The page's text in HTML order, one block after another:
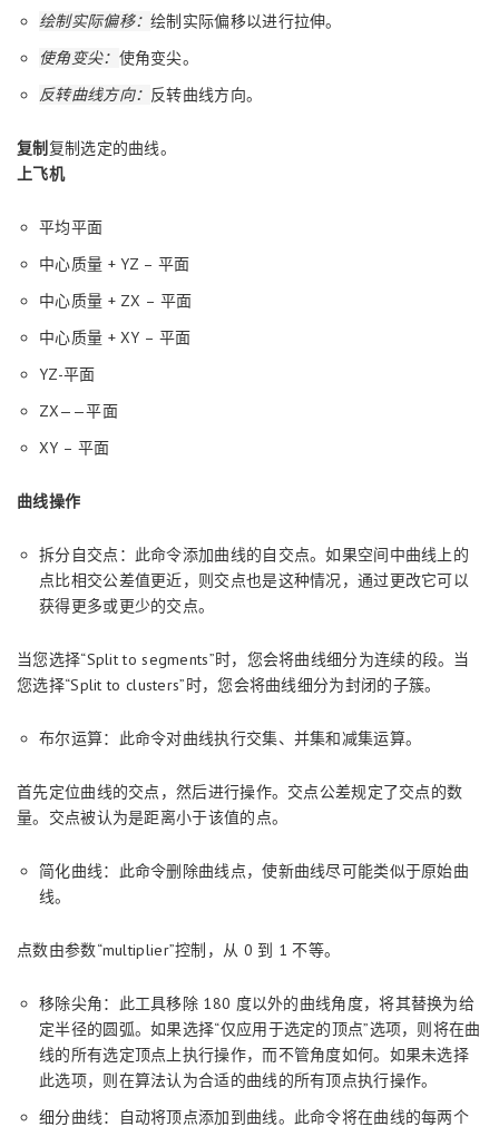
绘制实际偏移：绘制实际偏移以进行拉伸。
使角变尖： 使角变尖。
反转曲线方向： 反转曲线方向。
复制 复制选定的曲线。
上飞机
平均平面
中心质量 + YZ – 平面
中心质量 + ZX – 平面
中心质量 + XY – 平面
YZ-平面
ZX——平面
XY – 平面
曲线操作
拆分自交点：此命令添加曲线的自交点。如果空间中曲线上的
点比相交公差值更近，则交点也是这种情况，通过更改它可以
获得更多或更少的交点。
当您选择“Split to segments”时，您会将曲线细分为连续的段。当
您选择“Split to clusters”时，您会将曲线细分为封闭的子簇。
布尔运算：此命令对曲线执行交集、并集和减集运算。
首先定位曲线的交点，然后进行操作。交点公差规定了交点的数
量。交点被认为是距离小于该值的点。
简化曲线：此命令删除曲线点，使新曲线尽可能类似于原始曲
线。
点数由参数“multiplier”控制，从 0 到 1 不等。
移除尖角：此工具移除 180 度以外的曲线角度，将其替换为给
定半径的圆弧。如果选择“仅应用于选定的顶点”选项，则将在曲
线的所有选定顶点上执行操作，而不管角度如何。如果未选择
此选项，则在算法认为合适的曲线的所有顶点执行操作。
细分曲线：自动将顶点添加到曲线。此命令将在曲线的每两个